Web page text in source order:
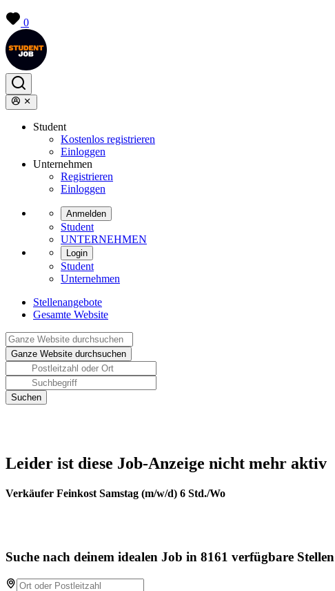
0
Student
Kostenlos registrieren
Einloggen
Unternehmen
Registrieren
Einloggen
Anmelden
Student
UNTERNEHMEN
Login
Student
Unternehmen
Stellenangebote
Gesamte Website
Leider ist diese Job-Anzeige nicht mehr aktiv
Verkäufer Feinkost Samstag (m/w/d) 6 Std./Wo
Suche nach deinem idealen Job in 8161 verfügbare Stellen